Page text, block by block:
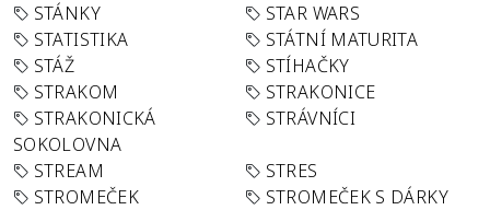
STÁNKY
STAR WARS
STATISTIKA
STÁTNÍ MATURITA
STÁŽ
STÍHAČKY
STRAKOM
STRAKONICE
STRAKONICKÁ
SOKOLOVNA
STRÁVNÍCI
STREAM
STRES
STROMEČEK
STROMEČEK S DÁRKY